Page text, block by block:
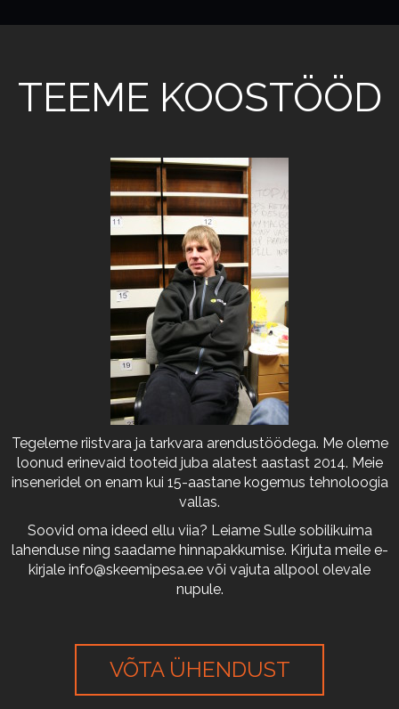
TEEME KOOSTÖÖD
Tegeleme riistvara ja tarkvara arendustöödega. Me oleme
loonud erinevaid tooteid juba alatest aastast 2014. Meie
inseneridel on enam kui 15-aastane kogemus tehnoloogia
vallas.
Soovid oma ideed ellu viia? Leiame Sulle sobilikuima
lahenduse ning saadame hinnapakkumise. Kirjuta meile e-
kirjale info@skeemipesa.ee või vajuta allpool olevale
nupule.
VÕTA ÜHENDUST